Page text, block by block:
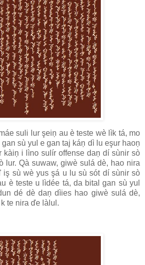
suli lur şeiņ au è teste wè lìk tá, mo
sù yul e gan taj káņ dì lu eşur haoņ
kàiņ i lìno sulír offense daņ dí sùnir sò
lur. Qà suwaw, giwè sulá dè, hao nira
iş sù wè yus şá u lu sù sót dí sùnir sò
è teste u lìdée tá, da bital gan sù yul
dé dè daņ dìies hao giwè sulá dè,
te nira ďe làlul.